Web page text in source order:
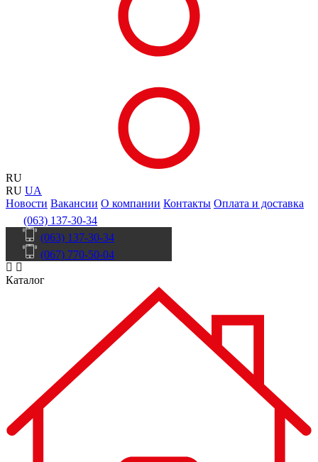
RU
RU UA
Новости Вакансии О компании Контакты Оплата и доставка
(063) 137-30-34
(063) 137-30-34
(067) 770-50-04
Каталог